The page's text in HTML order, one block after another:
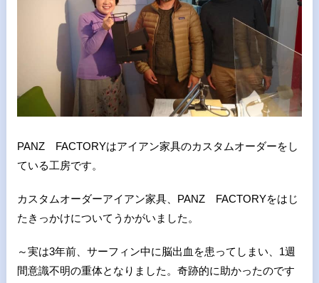
PANZ FACTORYはアイアン家具のカスタムオーダーをし
ている工房です。
カスタムオーダーアイアン家具、PANZ FACTORYをはじ
たきっかけについてうかがいました。
～実は3年前、サーフィン中に脳出血を患ってしまい、1週
間意識不明の重体となりました。奇跡的に助かったのです